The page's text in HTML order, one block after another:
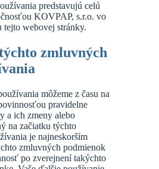
predstavujú celú
KOVPAP, s.r.o. vo
webovej stránky.
zmluvných
môžeme z času na
pravidelne
a ich zmeny alebo
na začiatku týchto
je najneskorším
zmluvných podmienok
po zverejnení takýchto